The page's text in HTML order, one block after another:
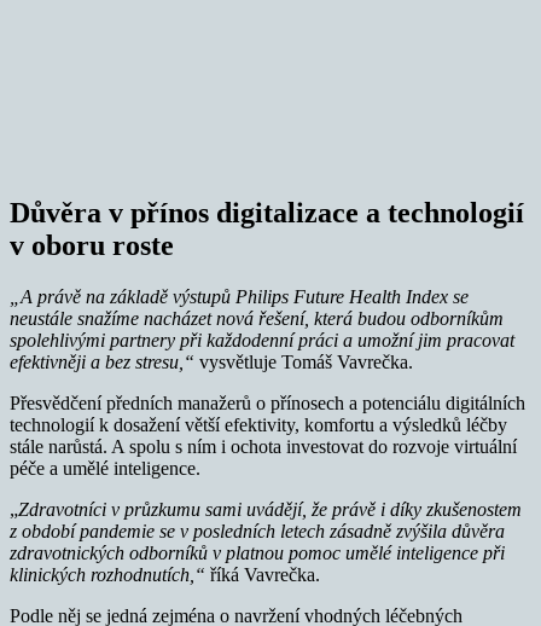
Důvěra v přínos digitalizace a technologií
v oboru roste
„A právě na základě výstupů Philips Future Health Index se
neustále snažíme nacházet nová řešení, která budou odborníkům
spolehlivými partnery při každodenní práci a umožní jim pracovat
efektivněji a bez stresu,“ vysvětluje Tomáš Vavrečka.
Přesvědčení předních manažerů o přínosech a potenciálu digitálních
technologií k dosažení větší efektivity, komfortu a výsledků léčby
stále narůstá. A spolu s ním i ochota investovat do rozvoje virtuální
péče a umělé inteligence.
„Zdravotníci v průzkumu sami uvádějí, že právě i díky zkušenostem
z období pandemie se v posledních letech zásadně zvýšila důvěra
zdravotnických odborníků v platnou pomoc umělé inteligence při
klinických rozhodnutích,“ říká Vavrečka.
Podle něj se jedná zejména o navržení vhodných léčebných